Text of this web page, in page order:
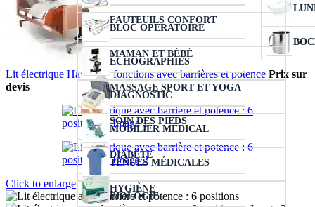
FAUTEUILS CONFORT
MAMAN ET BÉBÉ
MASSAGE SPORT ET YOGA
SOIN DES PIEDS
DIABÈTE
HYGIÈNE
BLOC OPÉRATOIRE
ÉCHOGRAPHIES
DIAGNOSTIC
MOBILIER MÉDICAL
TENUES MÉDICALES
BIOLOGIE
Lit électrique Hayden 3 fonctions avec barrières et potence Prix sur
devis
Click to enlarge